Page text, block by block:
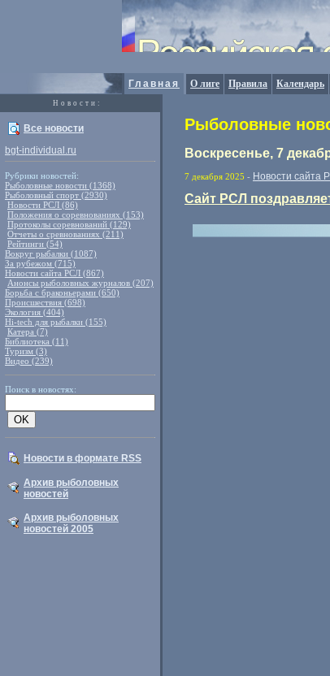
Главная О лиге Правила Календарь
Новости:
Все новости
bgt-individual.ru
Рубрики новостей:
Рыболовные новости (1368)
Рыболовный спорт (2930)
Новости РСЛ (86)
Положения о соревнованиях (153)
Протоколы соревнований (129)
Отчеты о сревнованиях (211)
Рейтинги (54)
Вокруг рыбалки (1087)
За рубежом (715)
Новости сайта РСЛ (867)
Анонсы рыболовных журналов (207)
Борьба с браконьерами (650)
Происшествия (698)
Экология (404)
Hi-tech для рыбалки (155)
Катера (7)
Библиотека (11)
Туризм (3)
Видео (239)
Поиск в новостях:
Новости в формате RSS
Архив рыболовных
новостей
Архив рыболовных
новостей 2005
Рыболовные
Воскресенье, 7
7 декабря 2025 - Новости сайта
Сайт РСЛ